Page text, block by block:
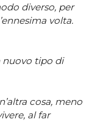
diverso, per
volta.
nuovo tipo di
cosa, meno
al far